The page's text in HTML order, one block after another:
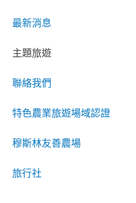
最新消息
主題旅遊
聯絡我們
特色農業旅遊場域認證
穆斯林友善農場
旅行社